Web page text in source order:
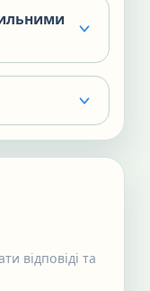
відповіді та